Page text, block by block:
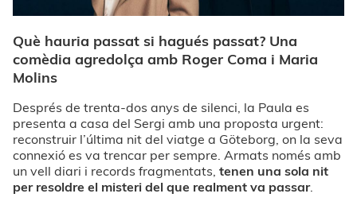
Què hauria passat si hagués passat? Una
comèdia agredolça amb Roger Coma i Maria
Molins
Després de trenta-dos anys de silenci, la Paula es
presenta a casa del Sergi amb una proposta urgent:
reconstruir l’última nit del viatge a Göteborg, on la seva
connexió es va trencar per sempre. Armats només amb
un vell diari i records fragmentats, tenen una sola nit
per resoldre el misteri del que realment va passar.